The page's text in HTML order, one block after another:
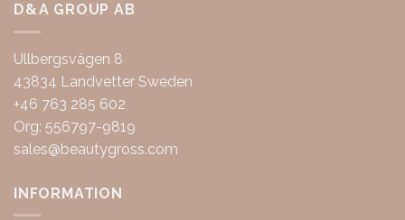
D&A GROUP AB
Ullbergsvägen 8
43834 Landvetter Sweden
+46 763 285 602
Org: 556797-9819
sales@beautygross.com
INFORMATION